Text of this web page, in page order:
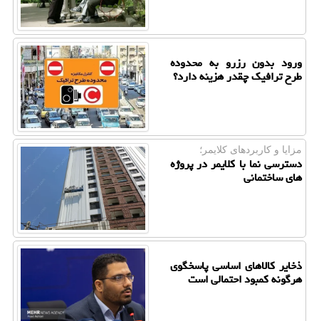
ورود بدون رزرو به محدوده
طرح ترافیک چقدر هزینه دارد؟
مزایا و کاربردهای کلایمر؛
دسترسی نما با کلایمر در پروژه
های ساختمانی
ذخایر کالاهای اساسی پاسخگوی
هرگونه کمبود احتمالی است